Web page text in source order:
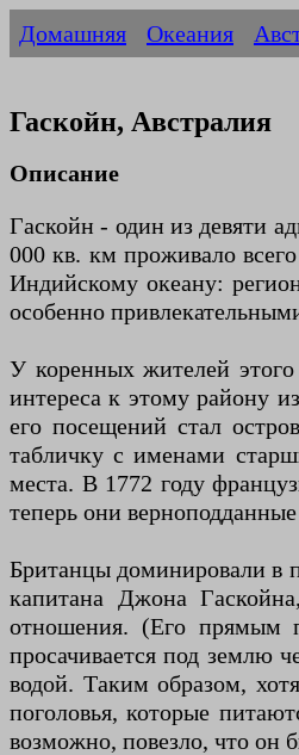
Домашняя Океания
Гаскойн, Австралия
Описание
Гаскойн - один из девяти
000 кв. км проживало
Индийскому океану:
особенно
У коренных жителей
интереса к этому району
его посещений стал
табличку с именами
места. В 1772 году
теперь они
Британцы доминировали в
капитана Джона
отношения. (Его прямым
просачивается под землю
водой. Таким образом,
поголовья, которые
возможно, повезло, что он